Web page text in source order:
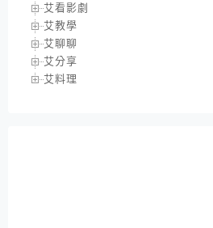
艾看影劇
艾教學
艾聊聊
艾分享
艾料理